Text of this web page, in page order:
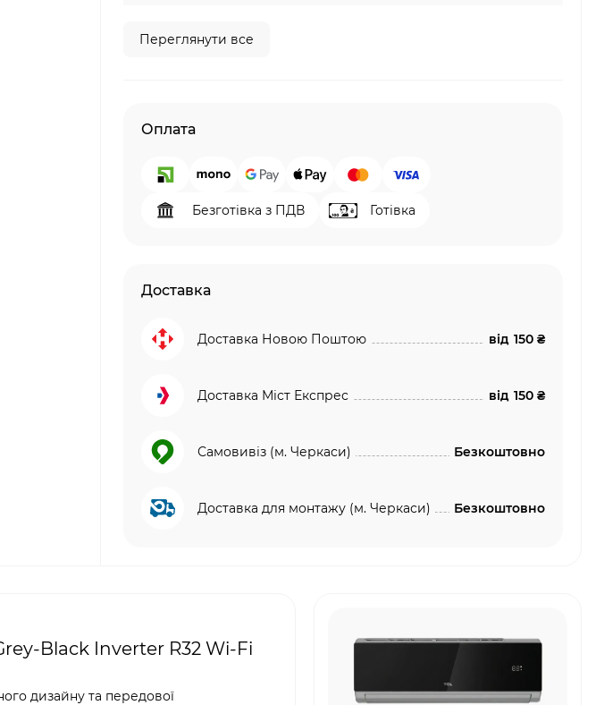
Переглянути все
Оплата
Безготівка з ПДВ Готівка
Доставка
Доставка Новою Поштою від 150 ₴
Доставка Міст Експрес від 150 ₴
Самовивіз (м. Черкаси) Безкоштовно
Доставка для монтажу (м. Черкаси) Безкоштовно
Black Inverter R32 Wi-Fi
дизайну та передової